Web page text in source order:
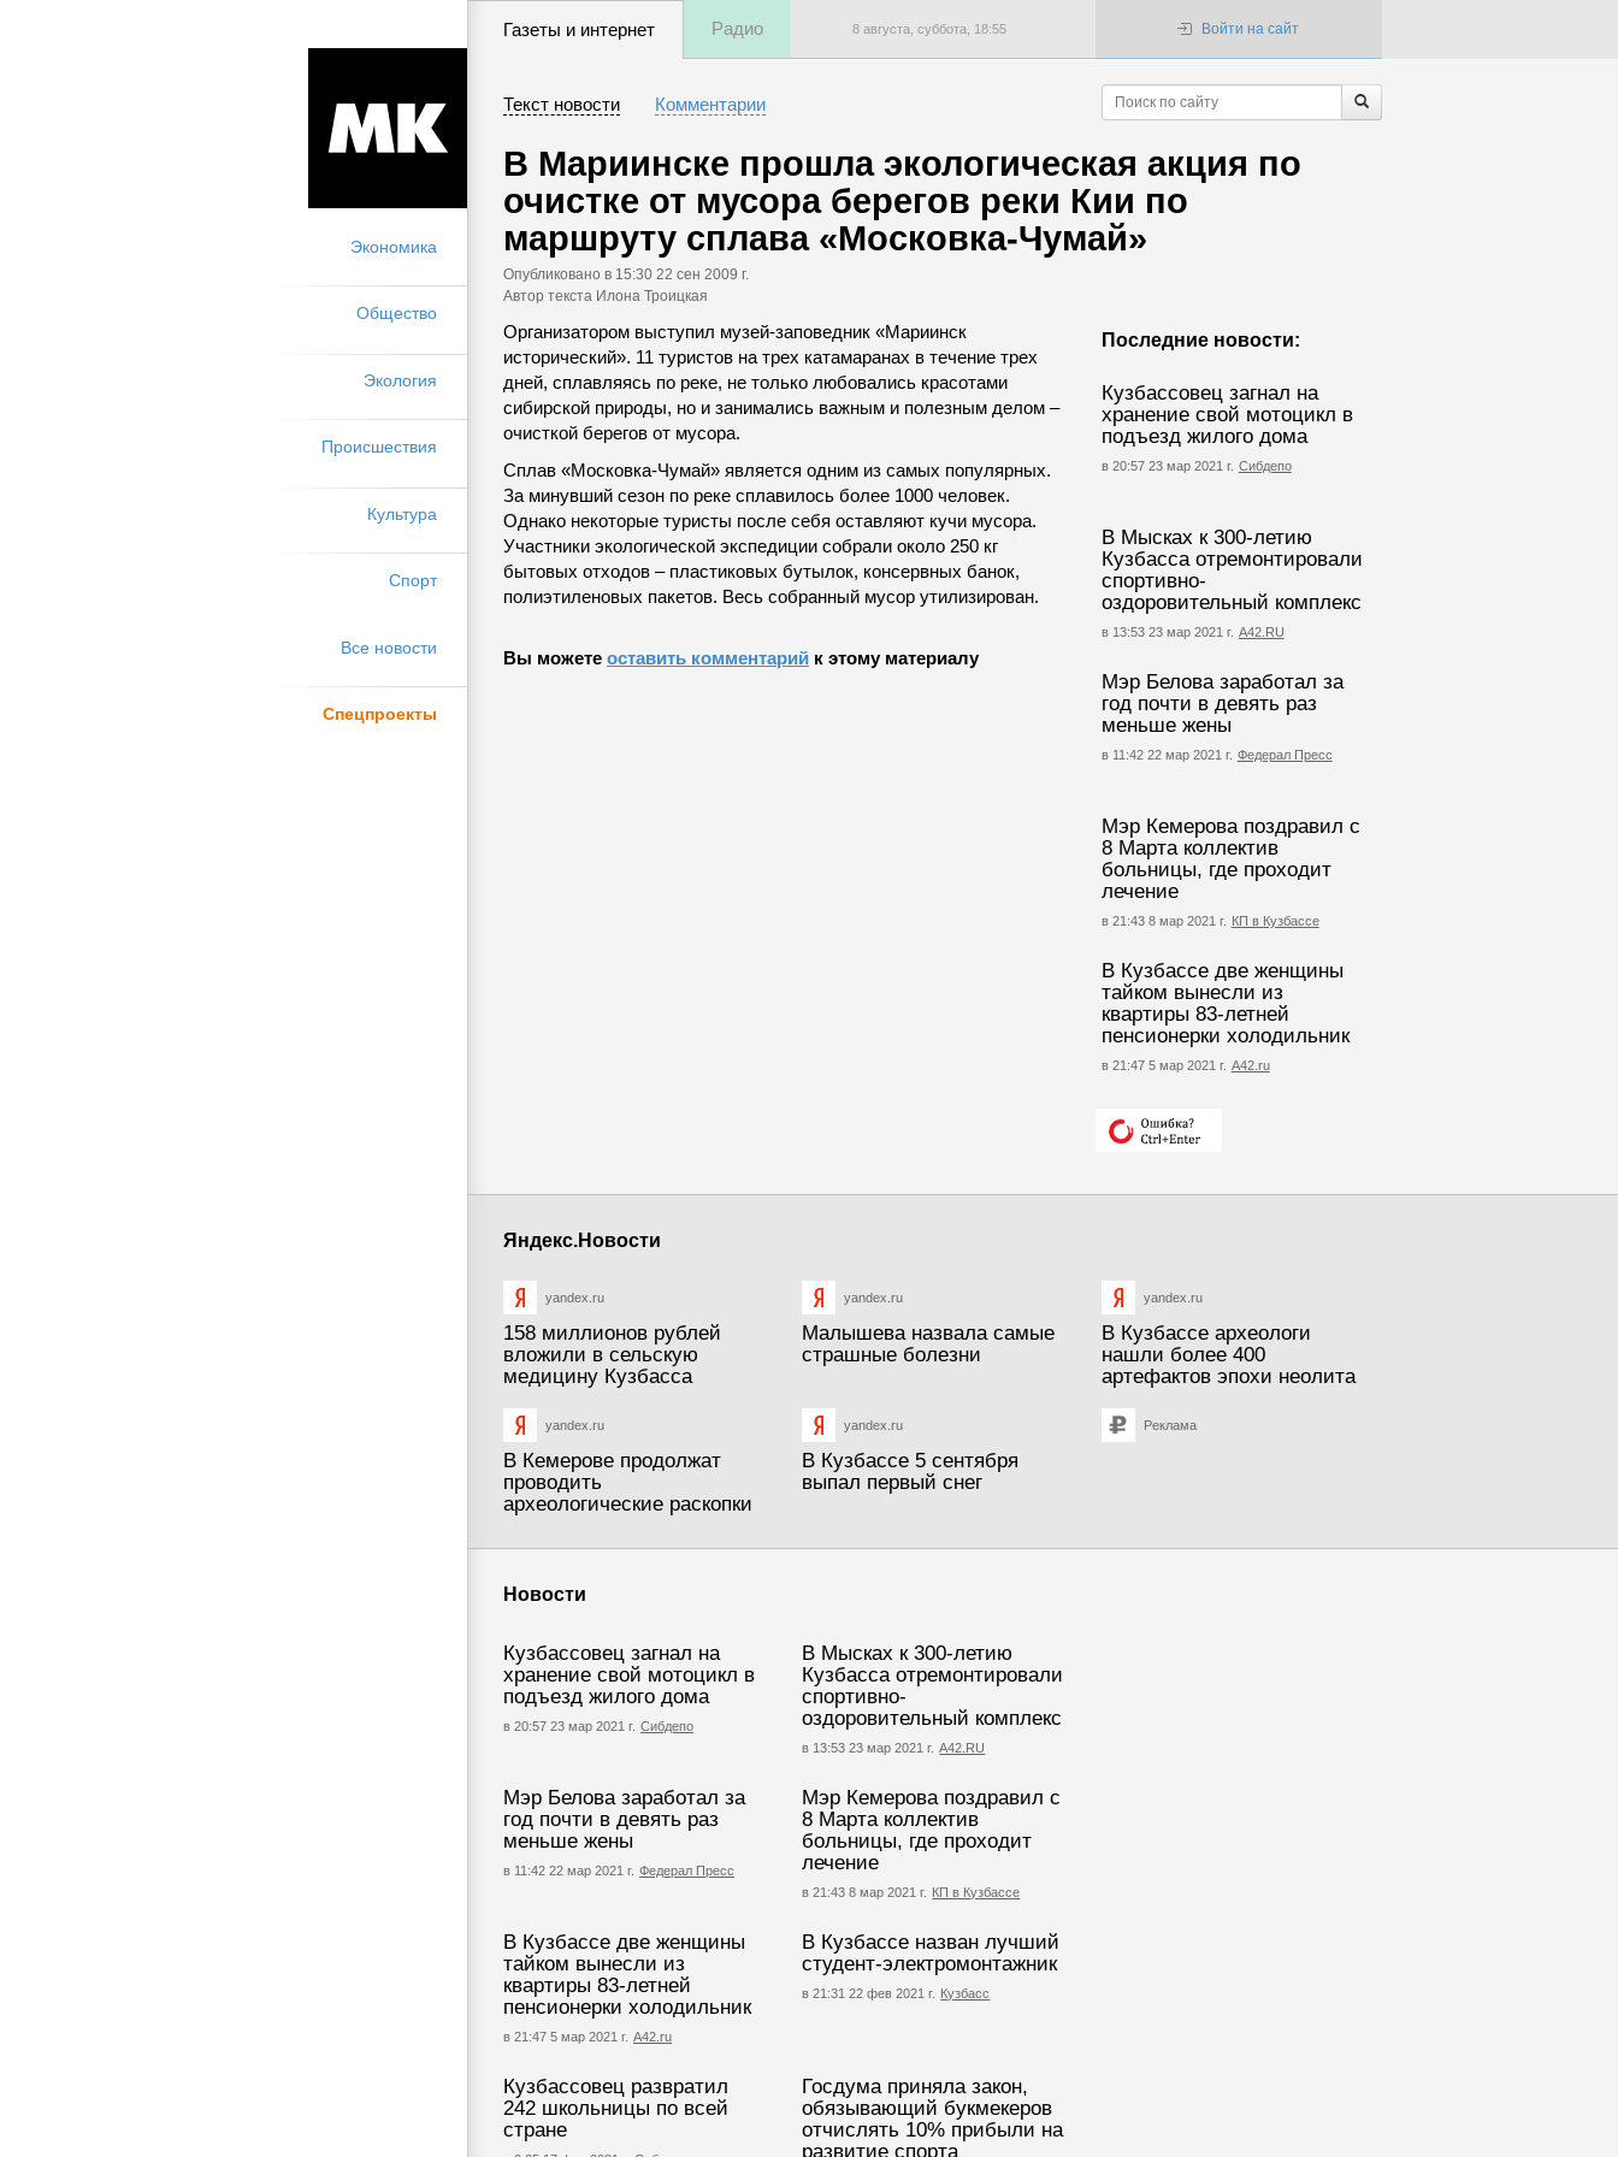
Экономика
Общество
Экология
Происшествия
Культура
Спорт
Все новости
Спецпроекты
Газеты и интернет Радио 8 августа, суббота, 18:55 Войти на сайт
Текст новости Комментарии
В Мариинске прошла экологическая акция по
очистке от мусора берегов реки Кии по
маршруту сплава «Московка-Чумай»
Опубликовано в 15:30 22 сен 2009 г.
Автор текста Илона Троицкая
Последние новости:
Кузбассовец загнал на
хранение свой мотоцикл в
подъезд жилого дома
в 20:57 23 мар 2021 г. Сибдепо
В Мысках к 300-летию
Кузбасса отремонтировали
спортивно-
оздоровительный комплекс
в 13:53 23 мар 2021 г. А42.RU
Мэр Белова заработал за
год почти в девять раз
меньше жены
в 11:42 22 мар 2021 г. Федерал Пресс
Мэр Кемерова поздравил с
8 Марта коллектив
больницы, где проходит
лечение
в 21:43 8 мар 2021 г. КП в Кузбассе
В Кузбассе две женщины
тайком вынесли из
квартиры 83-летней
пенсионерки холодильник
в 21:47 5 мар 2021 г. А42.ru
Организатором выступил музей-заповедник «Мариинск
исторический». 11 туристов на трех катамаранах в течение трех
дней, сплавляясь по реке, не только любовались красотами
сибирской природы, но и занимались важным и полезным делом –
очисткой берегов от мусора.
Сплав «Московка-Чумай» является одним из самых популярных.
За минувший сезон по реке сплавилось более 1000 человек.
Однако некоторые туристы после себя оставляют кучи мусора.
Участники экологической экспедиции собрали около 250 кг
бытовых отходов – пластиковых бутылок, консервных банок,
полиэтиленовых пакетов. Весь собранный мусор утилизирован.
Вы можете оставить комментарий к этому материалу
Яндекс.Новости
yandex.ru
158 миллионов рублей
вложили в сельскую
медицину Кузбасса
yandex.ru
Малышева назвала самые
страшные болезни
yandex.ru
В Кузбассе археологи
нашли более 400
артефактов эпохи неолита
yandex.ru
В Кемерове продолжат
проводить
археологические раскопки
yandex.ru
В Кузбассе 5 сентября
выпал первый снег
Реклама
Новости
Кузбассовец загнал на
хранение свой мотоцикл в
подъезд жилого дома
в 20:57 23 мар 2021 г. Сибдепо
В Мысках к 300-летию
Кузбасса отремонтировали
спортивно-
оздоровительный комплекс
в 13:53 23 мар 2021 г. А42.RU
Мэр Белова заработал за
год почти в девять раз
меньше жены
в 11:42 22 мар 2021 г. Федерал Пресс
Мэр Кемерова поздравил с
8 Марта коллектив
больницы, где проходит
лечение
в 21:43 8 мар 2021 г. КП в Кузбассе
В Кузбассе две женщины
тайком вынесли из
квартиры 83-летней
пенсионерки холодильник
в 21:47 5 мар 2021 г. А42.ru
В Кузбассе назван лучший
студент-электромонтажник
в 21:31 22 фев 2021 г. Кузбасс
Кузбассовец развратил
242 школьницы по всей
стране
Госдума приняла закон,
обязывающий букмекеров
отчислять 10% прибыли на
развитие спорта